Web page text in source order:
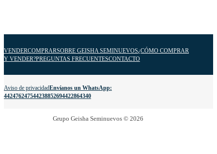
VENDERCOMPRARSOBRE GEISHA SEMINUEVOS¿CÓMO COMPRAR
Y VENDER?PREGUNTAS FRECUENTESCONTACTO
Aviso de privacidadEnvíanos un WhatsApp:
442476247544238852694422864340
Grupo Geisha Seminuevos © 2026